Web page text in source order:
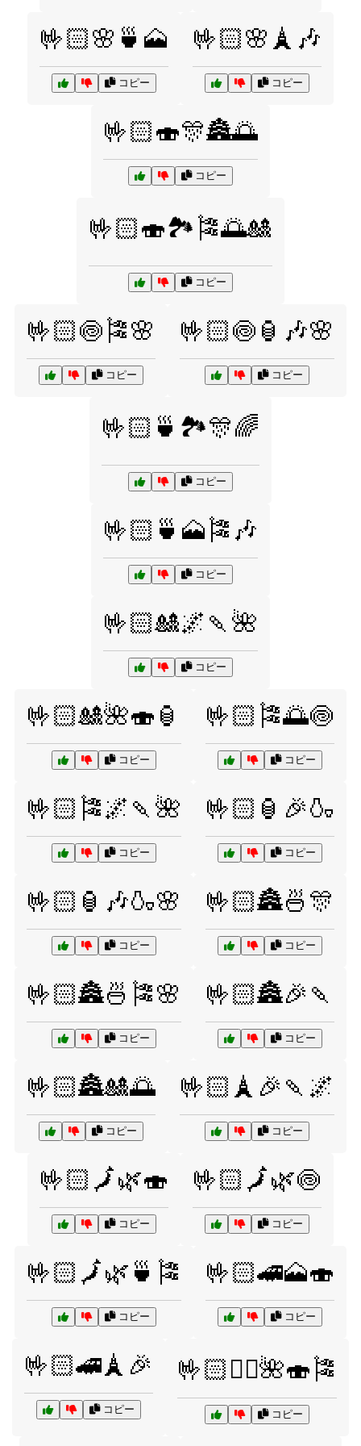
🤟🏻🌸🍵🗻
コピー
🤟🏻🌸🗼🎶
コピー
🤟🏻🍣🎊🏯🌅
コピー
🤟🏻🍣🏞️🎏🌅🎎
コピー
🤟🏻🍥🎏🌸
コピー
🤟🏻🍥🏮🎶🌸
コピー
🤟🏻🍵🏞️🎊🌈
コピー
🤟🏻🍵🗻🎏🎶
コピー
🤟🏻🎎🌌🍡🌺
コピー
🤟🏻🎎🌺🍣🏮
コピー
🤟🏻🎏🌅🍥
コピー
🤟🏻🎏🌌🍡🌺
コピー
🤟🏻🏮🎉🍶
コピー
🤟🏻🏮🎶🍶🌸
コピー
🤟🏻🏯🍜🎊
コピー
🤟🏻🏯🍜🎏🌸
コピー
🤟🏻🏯🎉🍡
コピー
🤟🏻🏯🎎🌅
コピー
🤟🏻🗼🎉🍡🌌
コピー
🤟🏻🗾🌿🍣
コピー
🤟🏻🗾🌿🍥
コピー
🤟🏻🗾🌿🍵🎏
コピー
🤟🏻🚄🗻🍣
コピー
🤟🏻🚄🗼🎉
コピー
🤟🏻🚶‍♂️🌺🍣🎏
コピー